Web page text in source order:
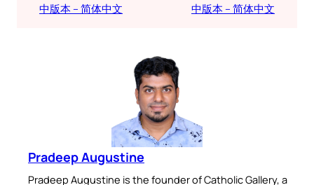
中版本 – 简体中文
中版本 – 简体中文
Pradeep Augustine
Pradeep Augustine is the founder of Catholic Gallery, a